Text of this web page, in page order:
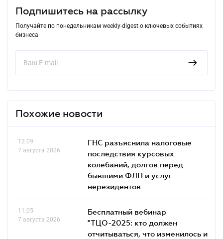
Подпишитесь на рассылку
Получайте по понедельникам weekly-digest о ключевых событиях
бизнеса
Похожие новости
12.09
7 августа 2026
ГНС разъяснила налоговые
последствия курсовых
колебаний, долгов перед
бывшими ФЛП и услуг
нерезидентов
11.05
7 августа 2026
Бесплатный вебинар
"ТЦО-2025: кто должен
отчитываться, что изменилось и